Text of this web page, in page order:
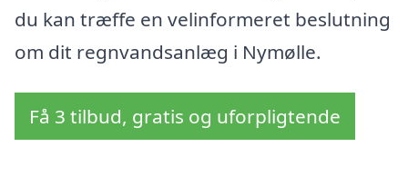
du kan træffe en velinformeret beslutning
om dit regnvandsanlæg i Nymølle.
Få 3 tilbud, gratis og uforpligtende